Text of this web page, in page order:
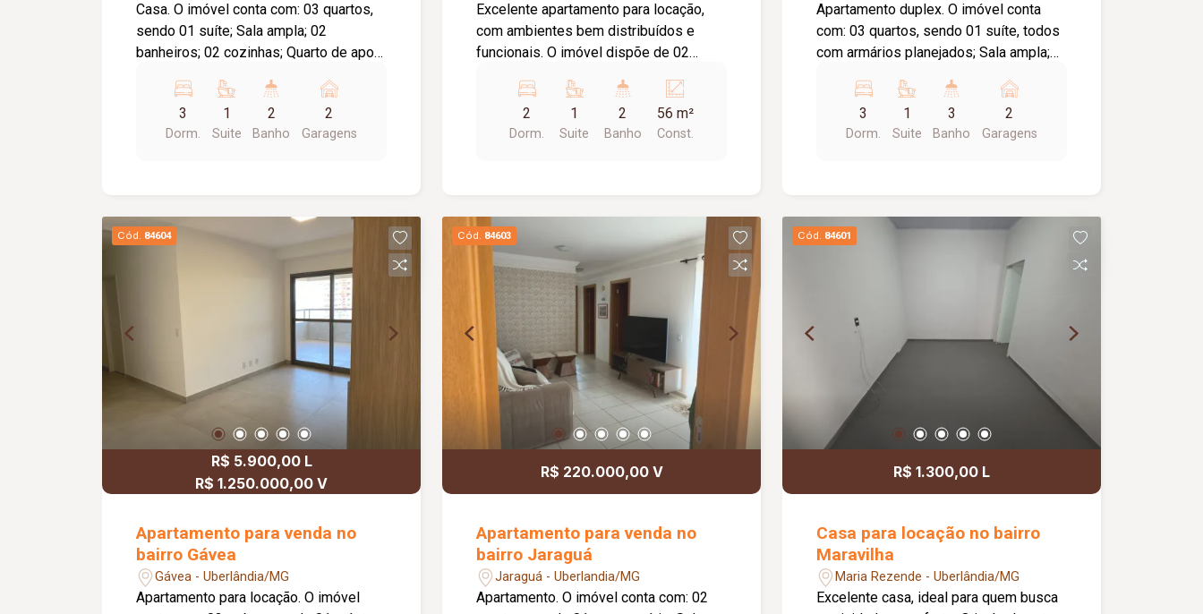
Casa. O imóvel conta com: 03 quartos,
sendo 01 suíte; Sala ampla; 02
banheiros; 02 cozinhas; Quarto de apoio
garagem; Diferenciais: Ambientes
amplos e bem distribuídos; Quarto nos
fundos ideal para escritório, depósito
3
Dorm.
1
Suite
2
Banho
2
Garagens
Excelente apartamento para locação,
com ambientes bem distribuídos e
funcionais. O imóvel dispõe de 02
A suíte conta com banheiro equipado
com box em vidro e armário sob a pia.
Possui sala, cozinha com armário, área
oferecendo conforto, praticidade e
comodidade para o dia a dia.
2
Dorm.
1
Suite
2
Banho
56 m²
Const.
Apartamento duplex. O imóvel conta
com: 03 quartos, sendo 01 suíte, todos
com armários planejados; Sala ampla;
planejados; Segundo pavimento com
sala e terraço amplo; 02 vagas de
garagem livres, sendo 01 coberta e 01
proporcionando mais espaço para lazer
e convivência; Excelente opção para
quem busca conforto, praticidade e
3
Dorm.
1
Suite
3
Banho
2
Garagens
Cód. 84604
R$ 5.900,00 L
R$ 1.250.000,00 V
Apartamento para venda no
bairro Gávea
Gávea - Uberlândia/MG
Apartamento para locação. O imóvel
Cód. 84603
R$ 220.000,00 V
Apartamento para venda no
bairro Jaraguá
Jaraguá - Uberlandia/MG
Apartamento. O imóvel conta com: 02
Cód. 84601
R$ 1.300,00 L
Casa para locação no bairro
Maravilha
Maria Rezende - Uberlândia/MG
Excelente casa, ideal para quem busca